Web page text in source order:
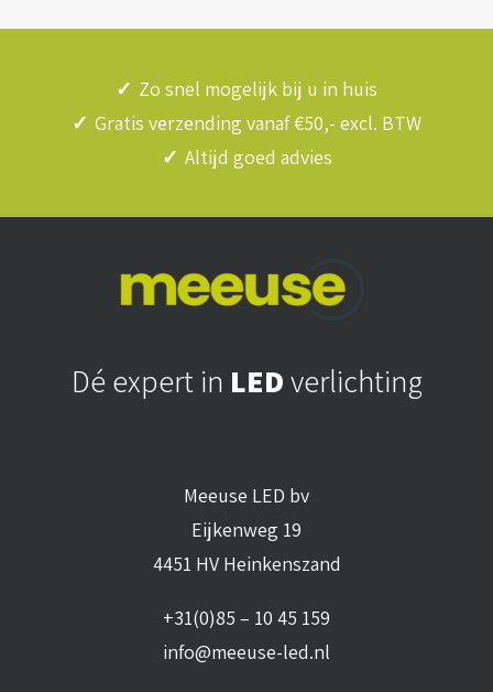
✓ Zo snel mogelijk bij u in huis
✓ Gratis verzending vanaf €50,- excl. BTW
✓ Altijd goed advies
Dé expert in LEDverlichting
Meeuse LED bv
Eijkenweg 19
4451 HV Heinkenszand
+31(0)85 – 10 45 159
info@meeuse-led.nl